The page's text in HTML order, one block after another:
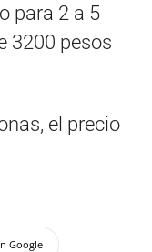
para 2 a 5
3200 pesos
el precio
Google